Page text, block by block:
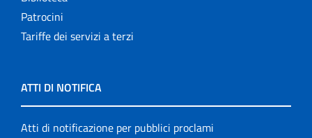
Patrocini
Tariffe dei servizi a terzi
ATTI DI NOTIFICA
Atti di notificazione per pubblici proclami